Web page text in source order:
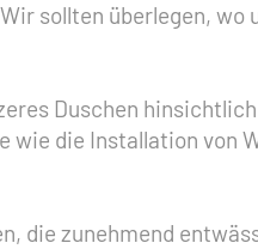
sollten überlegen, wo
Duschen
die Installation von
die zunehmend